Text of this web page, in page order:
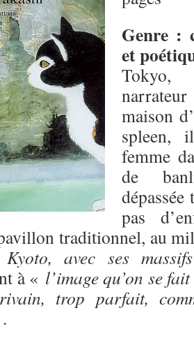
Genre :
et
maison
spleen,
femme
de
pas
traditionnel, au
avec ses
à « l’image qu’on se
trop parfait,